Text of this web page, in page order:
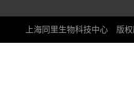
上海同里生物科技中心 版